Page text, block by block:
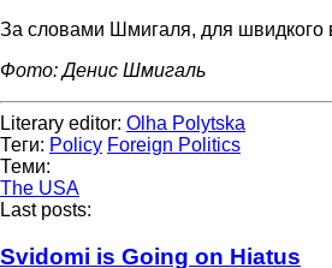
За словами Шмигаля, для швидкого
Фото: Денис Шмигаль
Literary editor: Olha Polytska
Теги: Policy Foreign Politics
Теми:
The USA
Last posts:
Svidomi is Going on Hiatus